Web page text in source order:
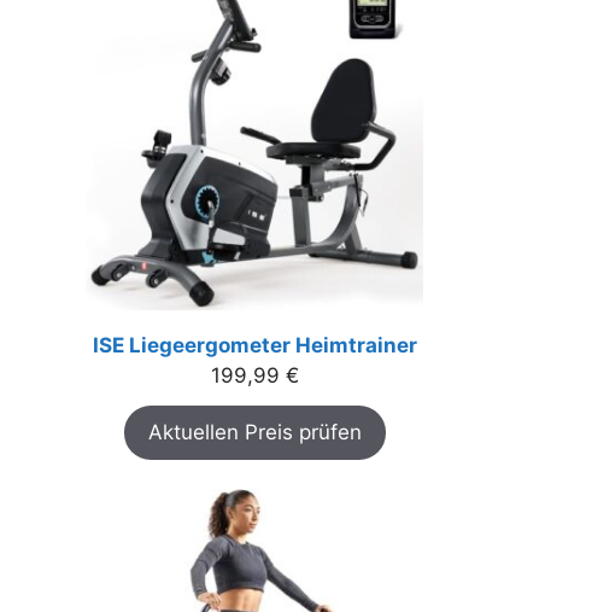
ISE Liegeergometer Heimtrainer
199,99 €
Aktuellen Preis prüfen